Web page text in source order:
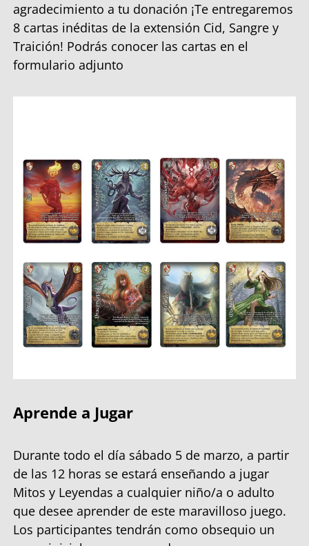
agradecimiento a tu donación ¡Te entregaremos
8 cartas inéditas de la extensión Cid, Sangre y
Traición! Podrás conocer las cartas en el
formulario adjunto
Aprende a Jugar
Durante todo el día sábado 5 de marzo, a partir
de las 12 horas se estará enseñando a jugar
Mitos y Leyendas a cualquier niño/a o adulto
que desee aprender de este maravilloso juego.
Los participantes tendrán como obsequio un